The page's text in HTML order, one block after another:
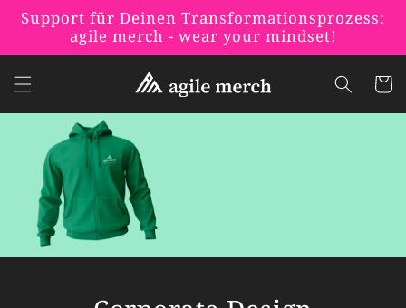
zum
Support für Deinen Transformationsprozess:
agile merch - wear your mindset!